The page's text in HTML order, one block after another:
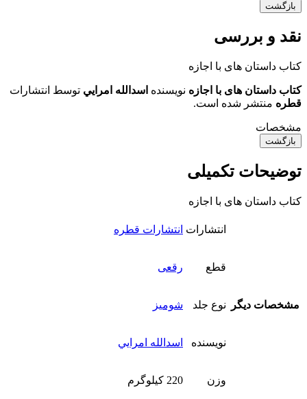
بازگشت
نقد و بررسی
کتاب داستان های با اجازه
کتاب داستان های با اجازه نویسنده اسدالله امرايي توسط انتشارات
قطره منتشر شده است.
مشخصات
بازگشت
توضیحات تکمیلی
کتاب داستان های با اجازه
مشخصات دیگر
انتشارات انتشارات قطره
قطع رقعی
نوع جلد شومیز
نویسنده اسدالله امرايي
وزن 220 کیلوگرم